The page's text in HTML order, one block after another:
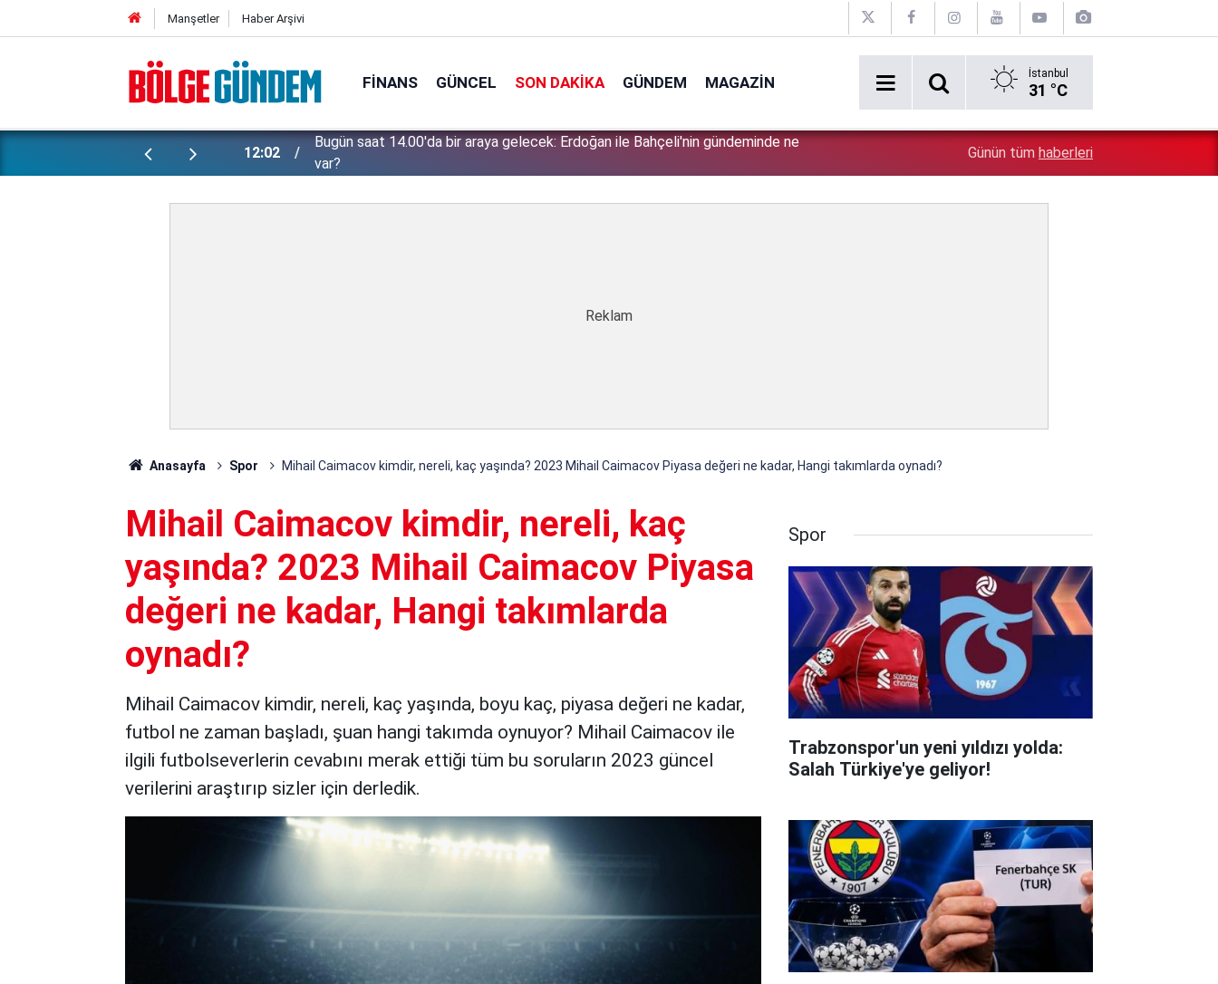
Manşetler Haber Arşivi
FINANS GÜNCEL SON DAKIKA GÜNDEM MAGAZIN İstanbul
31 °C
12:02
Bugün saat 14.00'da bir araya gelecek: Erdoğan ile Bahçeli'nin gündeminde ne
var?
Belediyedeki rüşvet görüntüleri ortaya döküldü: Oraya
Günün tüm haberleri
Anasayfa Spor Mihail Caimacov kimdir, nereli, kaç yaşında? 2023 Mihail Caimacov Piyasa değeri ne kadar, Hangi takımlarda oynadı?
Mihail Caimacov kimdir, nereli, kaç
yaşında? 2023 Mihail Caimacov Piyasa
değeri ne kadar, Hangi takımlarda
oynadı?
Mihail Caimacov kimdir, nereli, kaç yaşında, boyu kaç, piyasa değeri ne kadar,
futbol ne zaman başladı, şuan hangi takımda oynuyor? Mihail Caimacov ile
ilgili futbolseverlerin cevabını merak ettiği tüm bu soruların 2023 güncel
verilerini araştırıp sizler için derledik.
Spor
Trabzonspor'un yeni yıldızı yolda:
Salah Türkiye'ye geliyor!